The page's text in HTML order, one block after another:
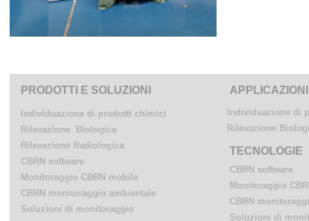
PRODOTTI E SOLUZIONI APPLICAZIONI
TECNOLOGIE
Individuazione di prodotti chimici
Rilevazione Biologica
Rilevazione Radiologica
CBRN software
Monitoraggio CBRN mobile
CBRN monitoraggio ambientale
Soluzioni di monitoraggio
Individuazione di
Rilevazione
CBRN software
Monitoraggio
CBRN
Soluzioni di